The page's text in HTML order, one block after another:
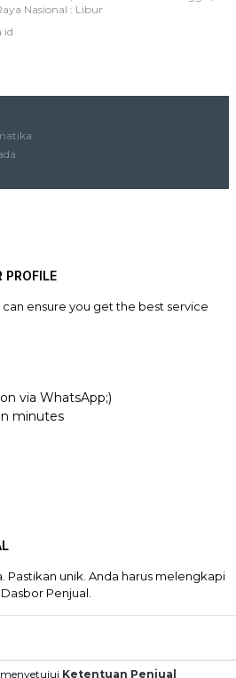
Nasional : Libur
PROFILE
ensure you get the best service
via WhatsApp;)
minutes
Pastikan unik. Anda harus melengkapi
Penjual.
Ketentuan Penjual